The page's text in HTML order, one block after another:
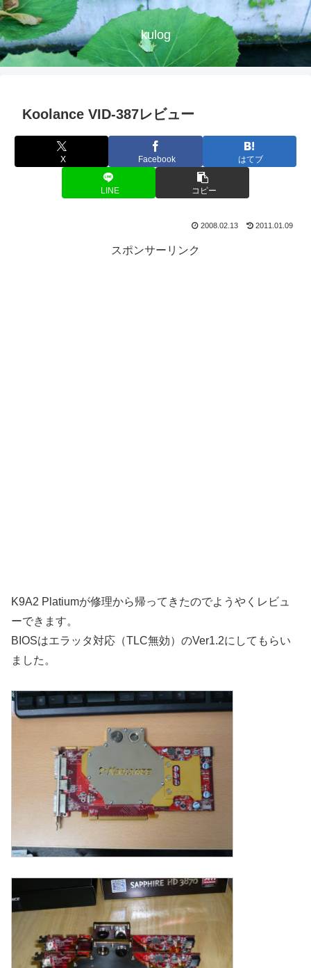
kulog
Koolance VID-387レビュー
X Facebook はてブ
LINE コピー
2008.02.13 2011.01.09
スポンサーリンク
K9A2 Platiumが修理から帰ってきたのでようやくレビュ
ーできます。
BIOSはエラッタ対応（TLC無効）のVer1.2にしてもらい
ました。